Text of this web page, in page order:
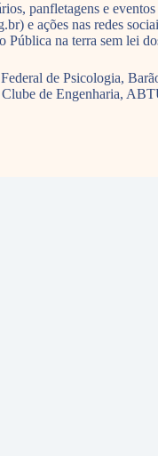
panfletagens e
e ações nas redes
na terra sem lei
de Psicologia,
de Engenharia,